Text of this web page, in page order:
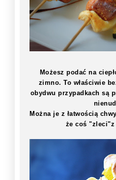
Możesz podać na
zimno. To właściwie
obydwu przypadkach są
Można je z łatwością
że coś "zleci"z